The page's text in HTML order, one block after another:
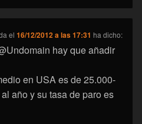
el16/12/2012 a las 17:31 ha dicho:
hay que añadir
en USA es de 25.000-
año y su tasa de paro es